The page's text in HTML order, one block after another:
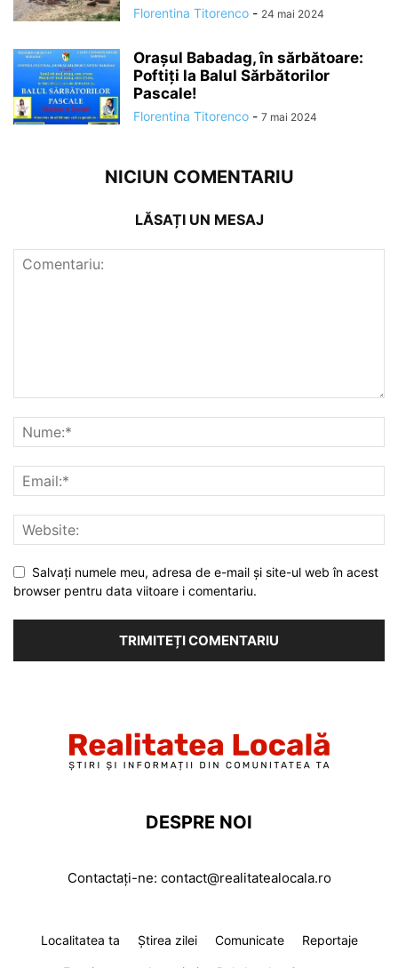
Florentina Titorenco - 24 mai 2024
Orașul Babadag, în sărbătoare:
Poftiți la Balul Sărbătorilor
Pascale!
Florentina Titorenco - 7 mai 2024
NICIUN COMENTARIU
LĂSAȚI UN MESAJ
Salvați numele meu, adresa de e-mail și site-ul web în acest
browser pentru data viitoare i comentariu.
DESPRE NOI
Contactați-ne: contact@realitatealocala.ro
Localitatea ta Știrea zilei Comunicate Reportaje